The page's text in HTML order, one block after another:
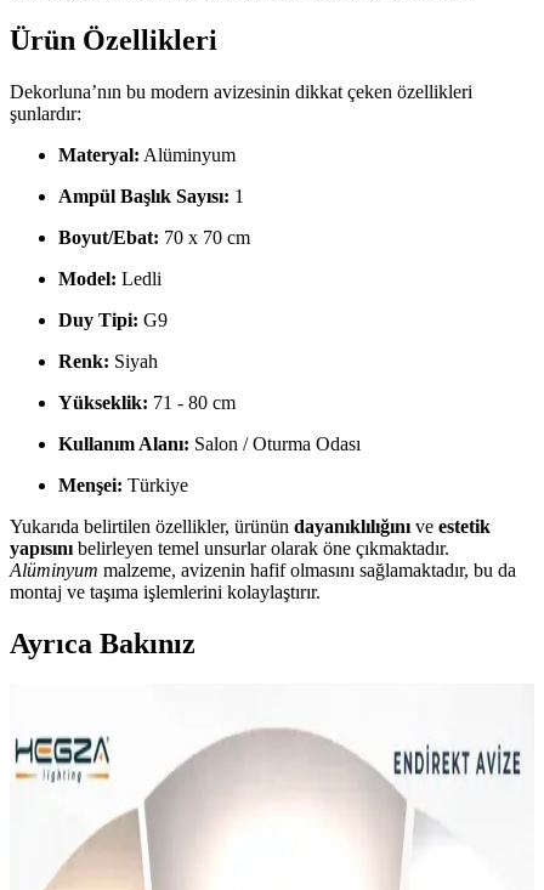
Ürün Özellikleri
Dekorluna’nın bu modern avizesinin dikkat çeken özellikleri
şunlardır:
Materyal: Alüminyum
Ampül Başlık Sayısı: 1
Boyut/Ebat: 70 x 70 cm
Model: Ledli
Duy Tipi: G9
Renk: Siyah
Yükseklik: 71 - 80 cm
Kullanım Alanı: Salon / Oturma Odası
Menşei: Türkiye
Yukarıda belirtilen özellikler, ürünün dayanıklılığını ve estetik
yapısını belirleyen temel unsurlar olarak öne çıkmaktadır.
Alüminyum malzeme, avizenin hafif olmasını sağlamaktadır, bu da
montaj ve taşıma işlemlerini kolaylaştırır.
Ayrıca Bakınız
Tasarım ve Yüksek Performanslı Aydınlatma
Çözümü
Eray Aydınlatma 2002-2 modeli, modern tasarımı, yüksek ışık çıkışı
ve ayarlanabilir yüksekliğiyle geniş alanlara uygun, dayanıklı ve
estetik LED avizedir.